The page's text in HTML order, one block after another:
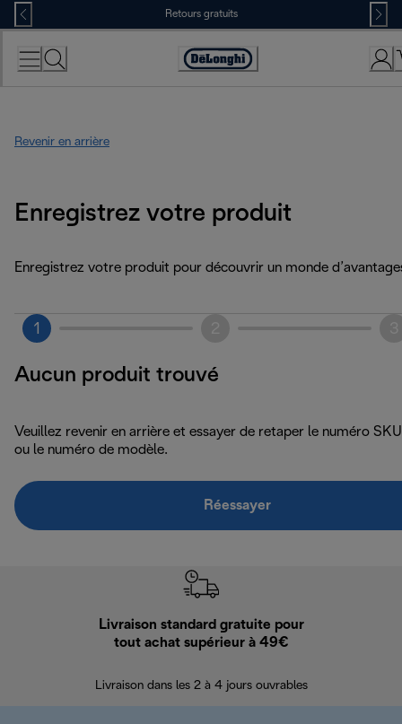
Skip
to
Content
Retours gratuits
Déclaration
Revenir en arrière
Enregistrez votre produit
Enregistrez votre produit pour découvrir un monde
1
Aucun produit trouvé
Veuillez revenir en arrière et essayer de retaper le numéro SKU
ou le numéro de modèle.
Réessayer
Livraison standard gratuite pour
tout achat supérieur à 49€
Livraison dans les 2 à 4 jours ouvrables